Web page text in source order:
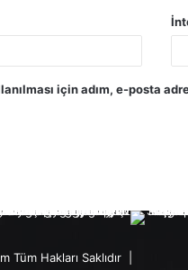
için adım, e-posta
Hakları Saklıdır |